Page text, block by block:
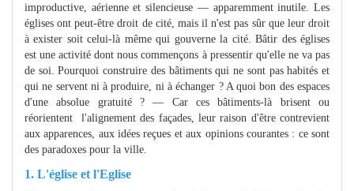
improductive, aérienne et silencieuse — apparemment inutile. Les
églises ont peut-être droit de cité, mais il n'est pas sûr que leur droit
à exister soit celui-là même qui gouverne la cité. Bâtir des églises
est une activité dont nous commençons à pressentir qu'elle ne va pas
de soi. Pourquoi construire des bâtiments qui ne sont pas habités et
qui ne servent ni à produire, ni à échanger ? A quoi bon des espaces
d'une absolue gratuité ? — Car ces bâtiments-là brisent ou
réorientent l'alignement des façades, leur raison d'être contrevient
aux apparences, aux idées reçues et aux opinions courantes : ce sont
des paradoxes pour la ville.
1. L'église et l'Eglise